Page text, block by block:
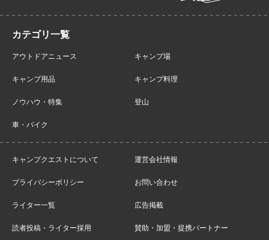
アウトドアニュース キャンプ場
キャンプ用品 キャンプ料理
ノウハウ・特集 登山
車・バイク
キャンプクエストについて 運営会社情報
プライバシーポリシー お問い合わせ
ライター一覧 広告掲載
読者投稿・ライター採用 賛助・加盟・提携パートナー